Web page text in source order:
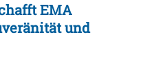
EMA
und